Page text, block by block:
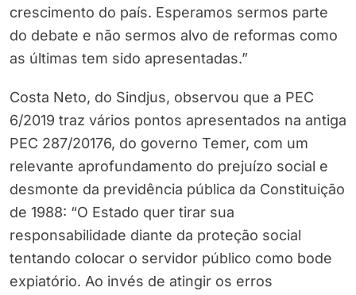
crescimento do país. Esperamos sermos parte
do debate e não sermos alvo de reformas como
as últimas tem sido apresentadas.”
Costa Neto, do Sindjus, observou que a PEC
6/2019 traz vários pontos apresentados na antiga
PEC 287/20176, do governo Temer, com um
relevante aprofundamento do prejuízo social e
desmonte da previdência pública da Constituição
de 1988: “O Estado quer tirar sua
responsabilidade diante da proteção social
tentando colocar o servidor público como bode
expiatório. Ao invés de atingir os erros